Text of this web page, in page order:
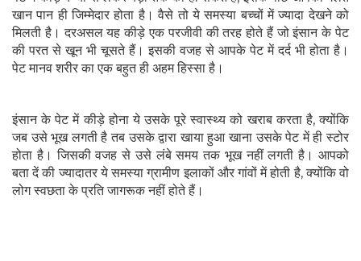
खान पान ही जिम्मेदार होता है। वैसे तो ये समस्या बच्चों में ज्यादा देखने को
मिलती है। दरअसल यह कीड़े एक परजीवी की तरह होते हैं जो इंसान के पेट
की परत से खून भी चूसते हैं। इसकी वजह से आपके पेट में दर्द भी होता है।
पेट मानव शरीर का एक बहुत ही अहम हिस्सा है।
इंसान के पेट में कीड़े होना ये उसके पूरे स्वास्थ्य को खराब करता है, क्योंकि
जब उसे भूख लगती है तब उसके द्वारा खाया हुआ खाना उसके पेट में ही स्टोर
होता है। जिसकी वजह से उसे लंबे समय तक भूख नहीं लगती है। आपको
बता दें की ज्यादातर ये समस्या ग्रामीण इलाकों और गांवों में होती है, क्योंकि वो
लोग स्वछता के प्रति जागरूक नहीं होते हैं।